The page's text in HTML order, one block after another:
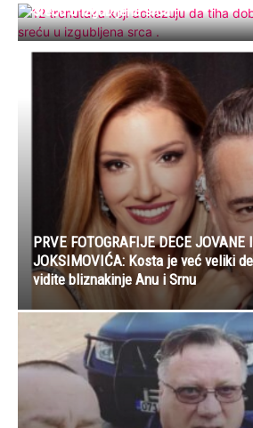
sreću u izgubljena srca .
PRVE FOTOGRAFIJE DECE JOVANE
JOKSIMOVIĆA: Kosta je već veliki
vidite bliznakinje Anu i Srnu